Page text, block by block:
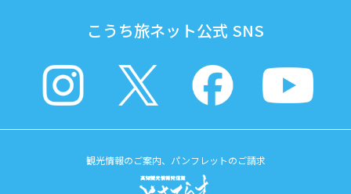
こうち旅ネット公式 SNS
観光情報のご案内、パンフレットのご請求